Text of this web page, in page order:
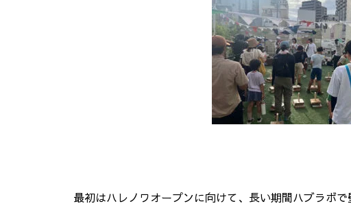
最初はハレノワオープンに向けて、長い期間ハブラボ